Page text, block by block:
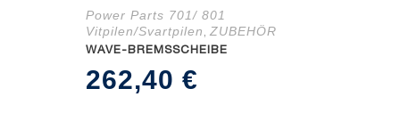
Power Parts 701/ 801
Vitpilen/Svartpilen , ZUBEHÖR
WAVE-BREMSSCHEIBE
262,40 €